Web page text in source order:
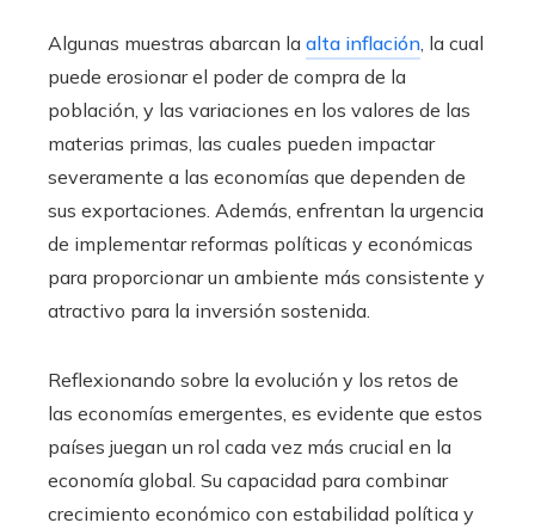
Algunas muestras abarcan la alta inflación , la cual
puede erosionar el poder de compra de la
población, y las variaciones en los valores de las
materias primas, las cuales pueden impactar
severamente a las economías que dependen de
sus exportaciones. Además, enfrentan la urgencia
de implementar reformas políticas y económicas
para proporcionar un ambiente más consistente y
atractivo para la inversión sostenida.
Reflexionando sobre la evolución y los retos de
las economías emergentes, es evidente que estos
países juegan un rol cada vez más crucial en la
economía global. Su capacidad para combinar
crecimiento económico con estabilidad política y